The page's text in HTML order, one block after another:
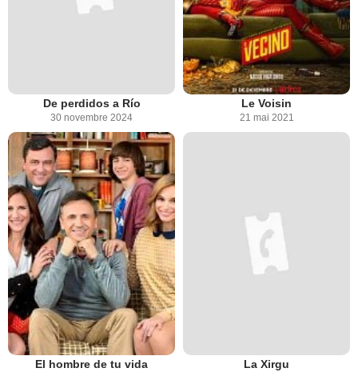
De perdidos a Río
30 novembre 2024
Le Voisin
21 mai 2021
El hombre de tu vida La Xirgu